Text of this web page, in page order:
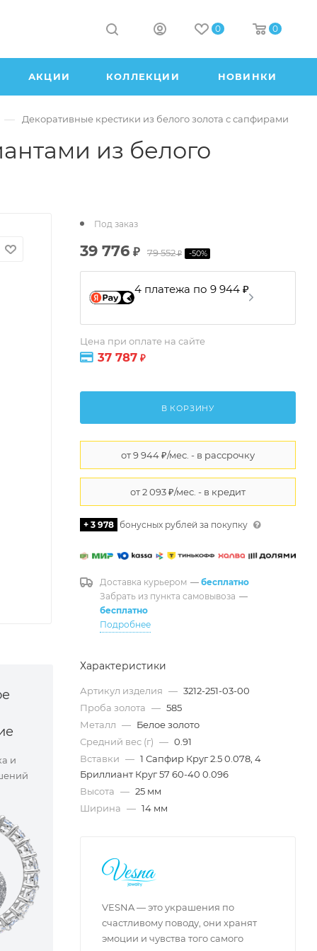
0 0
АКЦИИ КОЛЛЕКЦИИ НОВИНКИ
— Декоративные крестики из белого золота с сапфирами
из белого
и
Под заказ
39 776 ₽ 79 552₽ -50%
4 платежа по 9 944 ₽
Цена при оплате на сайте
37 787 ₽
В КОРЗИНУ
+ 3 978 бонусных рублей за покупку
Доставка курьером — бесплатно
Забрать из пункта самовывоза —
бесплатно
Подробнее
Характеристики
Артикул изделия — 3212-251-03-00
Проба золота — 585
Металл — Белое золото
Средний вес (г) — 0.91
Вставки — 1 Сапфир Круг 2.5 0.078, 4
Бриллиант Круг 57 60-40 0.096
Высота — 25 мм
Ширина — 14 мм
VESNA — это украшения по
счастливому поводу, они хранят
эмоции и чувства того самого